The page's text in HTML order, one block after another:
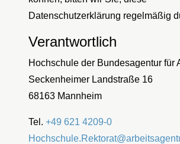
Datenschutzerklärung regelmäßig
Verantwortlich
Hochschule der Bundesagentur für
Seckenheimer Landstraße 16
68163 Mannheim
Tel. +49 621 4209-0